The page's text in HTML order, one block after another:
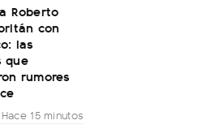
Roberto
con
las
que
rumores
Hace 15 minutos